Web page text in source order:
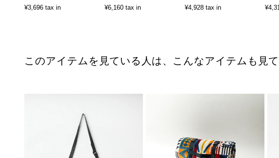
ツ [NY-FB]
¥3,696 tax in
ツ [IM-OK]
¥6,160 tax in
ントTシャツ [PEACE-
¥4,928 tax in
トT
このアイテムを見ている人は、こんなアイテムも見